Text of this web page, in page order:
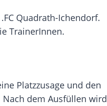
Quadrath-Ichendorf.
TrainerInnen.
Platzzusage und den
Nach dem Ausfüllen wird